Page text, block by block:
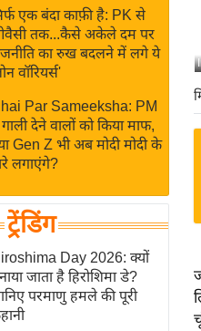
एक बंदा काफ़ी है: PK से
तक...कैसे अकेले दम पर
का रुख बदलने में लगे ये
वॉरियर्स'
Par Sameeksha: PM
देने वालों को किया माफ,
Gen Z भी अब मोदी मोदी के
लगाएंगे?
ट्रेंडिंग
Day 2026: क्यों
जाता है हिरोशिमा डे?
परमाणु हमले की पूरी